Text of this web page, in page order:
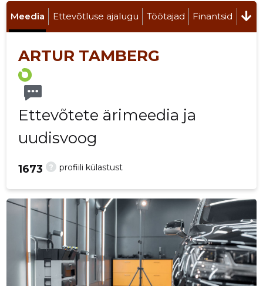
Meedia Ettevõtluse ajalugu Töötajad Finantsid
ARTUR TAMBERG
Ettevõtete ärimeedia ja
uudisvoog
? profiili külastust
1673